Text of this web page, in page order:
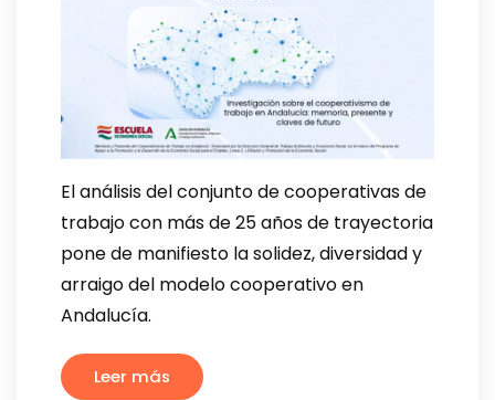
El análisis del conjunto de cooperativas de
trabajo con más de 25 años de trayectoria
pone de manifiesto la solidez, diversidad y
arraigo del modelo cooperativo en
Andalucía.
Leer más